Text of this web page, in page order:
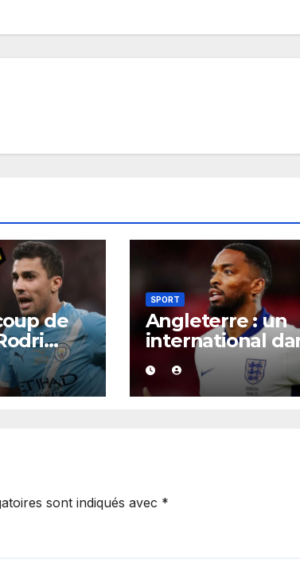
de
un
avec le
un
SPORT
Angleterre : un
international
la tourmente,
poursuivi après
présumée
sont indiqués avec *